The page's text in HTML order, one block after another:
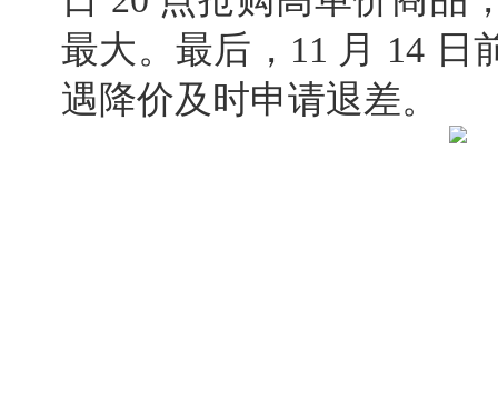
最大。最后，11 月 14 日
遇降价及时申请退差。